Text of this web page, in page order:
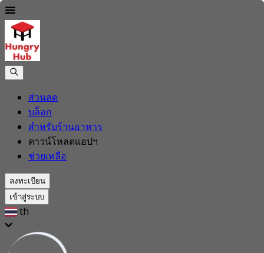
ส่วนลด
บล็อก
สำหรับร้านอาหาร
ดาวน์โหลดแอปฯ
ช่วยเหลือ
ลงทะเบียน
เข้าสู่ระบบ
th